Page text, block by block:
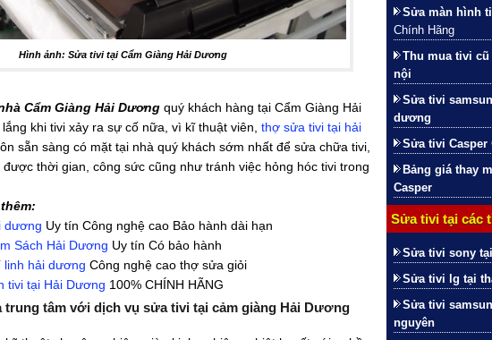
Hình ảnh: Sửa tivi tại Cẩm Giàng Hải Dương
Cẩm Giàng Hải Dương quý khách hàng tại Cẩm Giàng Hải
khi tivi xảy ra sự cố nữa, vì kĩ thuật viên, thợ sửa tivi tại hải
sẵn sàng có mặt tại nhà quý khách sớm nhất để sửa chữa tivi,
thời gian, công sức cũng như tránh việc hỏng hóc tivi trong
dương Uy tín Công nghệ cao Bảo hành dài hạn
Sách Hải Dương Uy tín Có bảo hành
linh hải dương Công nghệ cao thợ sửa giỏi
tivi tại Hải Dương 100% CHÍNH HÃNG
trung tâm với dịch vụ sửa tivi tại cảm giàng Hải Dương
Sửa màn hình
Chính Hãng
Thu mua tivi cũ
nội
Sửa tivi
dương
Sửa tivi Casper
Bảng giá thay
Casper
Sửa tivi tại các
Sửa tivi sony
Sửa tivi lg tại
Sửa tivi
nguyên